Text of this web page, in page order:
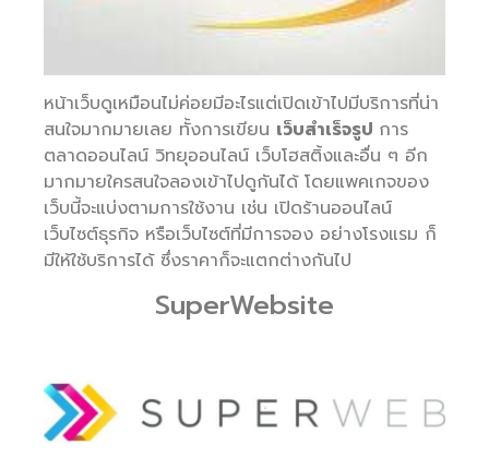
หน้าเว็บดูเหมือนไม่ค่อยมีอะไรแต่เปิดเข้าไปมีบริการที่น่า
สนใจมากมายเลย ทั้งการเขียน เว็บสำเร็จรูป การ
ตลาดออนไลน์ วิทยุออนไลน์ เว็บโฮสติ้งและอื่น ๆ อีก
มากมายใครสนใจลองเข้าไปดูกันได้ โดยแพคเกจของ
เว็บนี้จะแบ่งตามการใช้งาน เช่น เปิดร้านออนไลน์
เว็บไซต์ธุรกิจ หรือเว็บไซต์ที่มีการจอง อย่างโรงแรม ก็
มีให้ใช้บริการได้ ซึ่งราคาก็จะแตกต่างกันไป
SuperWebsite